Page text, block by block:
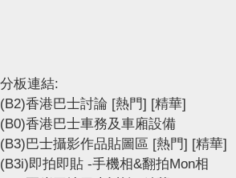
分板連結:
(B2)香港巴士討論 [熱門] [精華]
(B0)香港巴士車務及車廂設備
(B3)巴士攝影作品貼圖區 [熱門] [精華]
(B3i)即拍即貼 -手機相&翻拍Mon相